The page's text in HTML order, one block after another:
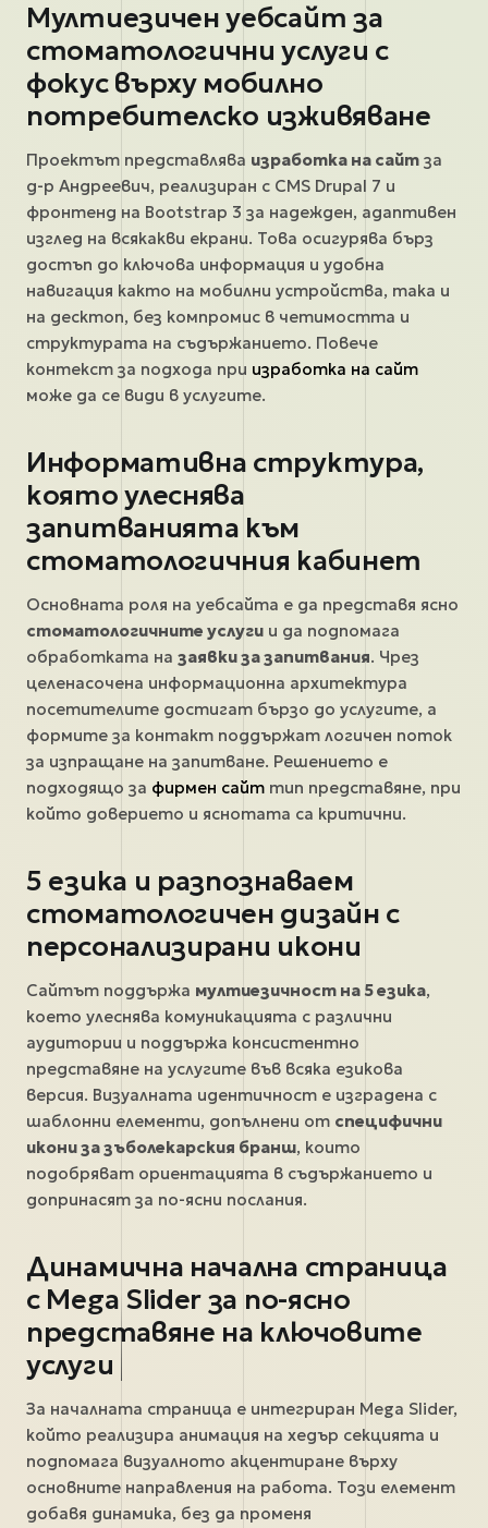
Мултиезичен уебсайт за
стоматологични услуги с
фокус върху мобилно
потребителско изживяване
Проектът представлява изработка на сайт за
д-р Андреевич, реализиран с CMS Drupal 7 и
фронтенд на Bootstrap 3 за надежден, адаптивен
изглед на всякакви екрани. Това осигурява бърз
достъп до ключова информация и удобна
навигация както на мобилни устройства, така и
на десктоп, без компромис в четимостта и
структурата на съдържанието. Повече
контекст за подхода при изработка на сайт
може да се види в услугите.
Информативна структура,
която улеснява
запитванията към
стоматологичния кабинет
Основната роля на уебсайта е да представя ясно
стоматологичните услуги и да подпомага
обработката на заявки за запитвания. Чрез
целенасочена информационна архитектура
посетителите достигат бързо до услугите, а
формите за контакт поддържат логичен поток
за изпращане на запитване. Решението е
подходящо за фирмен сайт тип представяне, при
който доверието и яснотата са критични.
5 езика и разпознаваем
стоматологичен дизайн с
персонализирани икони
Сайтът поддържа мултиезичност на 5 езика,
което улеснява комуникацията с различни
аудитории и поддържа консистентно
представяне на услугите във всяка езикова
версия. Визуалната идентичност е изградена с
шаблонни елементи, допълнени от специфични
икони за зъболекарския бранш, които
подобряват ориентацията в съдържанието и
допринасят за по-ясни послания.
Динамична начална страница
с Mega Slider за по-ясно
представяне на ключовите
услуги
За началната страница е интегриран Mega Slider,
който реализира анимация на хедър секцията и
подпомага визуалното акцентиране върху
основните направления на работа. Този елемент
добавя динамика, без да променя